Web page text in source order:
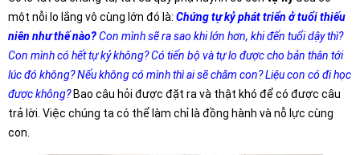
một nỗi lo lắng vô cùng lớn đó là: Chứng tự kỷ phát triển ở tuổi thiếu
niên như thế nào?Con mình sẽ ra sao khi lớn hơn, khi đến tuổi dậy thì?
Con mình có hết tự kỷ không? Có tiến bộ và tự lo được cho bản thân tới
lúc đó không? Nếu không có mình thì ai sẽ chăm con? Liệu con có đi học
được không? Bao câu hỏi được đặt ra và thật khó để có được câu
trả lời. Việc chúng ta có thể làm chỉ là đồng hành và nỗ lực cùng
con.